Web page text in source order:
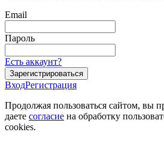
Email
Пароль
Есть аккаунт?
Зарегистрироваться
ВходРегистрация
Продолжая пользоваться сайтом, вы
даете согласие на обработку
cookies.